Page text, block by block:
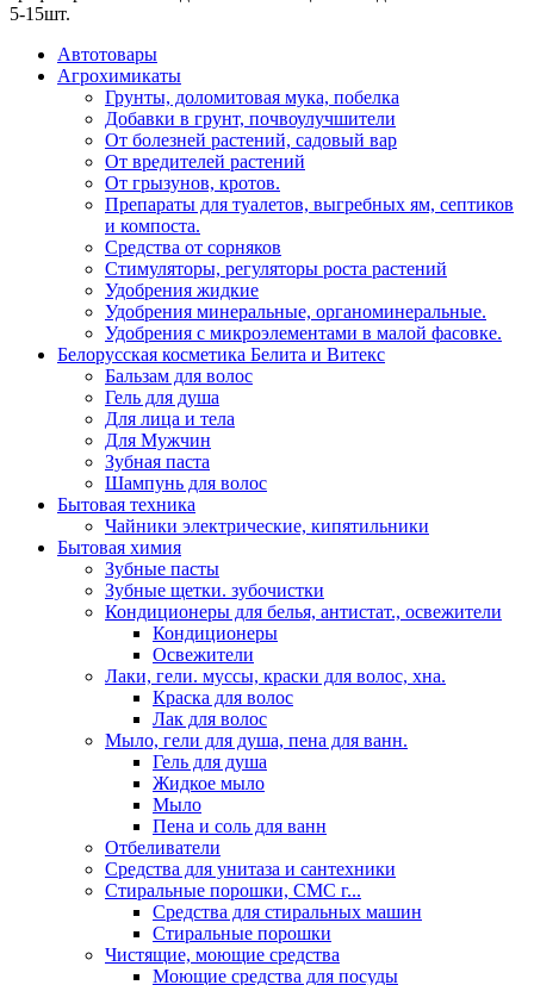
5-15шт.
Автотовары
Агрохимикаты
Грунты, доломитовая мука, побелка
Добавки в грунт, почвоулучшители
От болезней растений, садовый вар
От вредителей растений
От грызунов, кротов.
Препараты для туалетов, выгребных ям, септиков
и компоста.
Средства от сорняков
Стимуляторы, регуляторы роста растений
Удобрения жидкие
Удобрения минеральные, органоминеральные.
Удобрения с микроэлементами в малой фасовке.
Белорусская косметика Белита и Витекс
Бальзам для волос
Гель для душа
Для лица и тела
Для Мужчин
Зубная паста
Шампунь для волос
Бытовая техника
Чайники электрические, кипятильники
Бытовая химия
Зубные пасты
Зубные щетки. зубочистки
Кондиционеры для белья, антистат., освежители
Кондиционеры
Освежители
Лаки, гели. муссы, краски для волос, хна.
Краска для волос
Лак для волос
Мыло, гели для душа, пена для ванн.
Гель для душа
Жидкое мыло
Мыло
Пена и соль для ванн
Отбеливатели
Средства для унитаза и сантехники
Стиральные порошки, СМС г...
Средства для стиральных машин
Стиральные порошки
Чистящие, моющие средства
Моющие средства для посуды